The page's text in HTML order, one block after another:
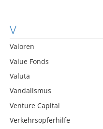
V
Valoren
Value Fonds
Valuta
Vandalismus
Venture Capital
Verkehrsopferhilfe